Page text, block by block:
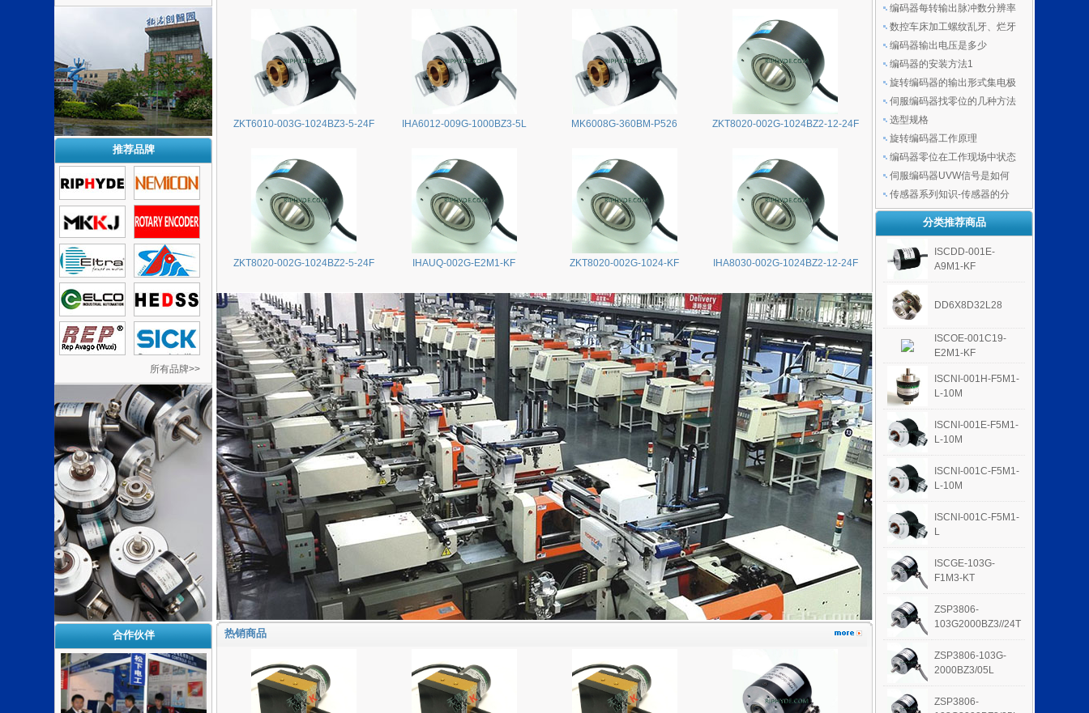
推荐品牌
所有品牌>>
合作伙伴
ZKT6010-003G-1024BZ3-5-24F IHA6012-009G-1000BZ3-5L MK6008G-360BM-P526 ZKT8020-002G-1024BZ2-12-24F
ZKT8020-002G-1024BZ2-5-24F IHAUQ-002G-E2M1-KF ZKT8020-002G-1024-KF IHA8030-002G-1024BZ2-12-24F
热销商品
编码器每转输出脉冲数分辨率
数控车床加工螺纹乱牙、烂牙
编码器输出电压是多少
编码器的安装方法1
旋转编码器的输出形式集电极
伺服编码器找零位的几种方法
选型规格
旋转编码器工作原理
编码器零位在工作现场中状态
伺服编码器UVW信号是如何
传感器系列知识-传感器的分
分类推荐商品
ISCDD-001E-
A9M1-KF
DD6X8D32L28
ISCOE-001C19-
E2M1-KF
ISCNI-001H-F5M1-
L-10M
ISCNI-001E-F5M1-
L-10M
ISCNI-001C-F5M1-
L-10M
ISCNI-001C-F5M1-
L
ISCGE-103G-
F1M3-KT
ZSP3806-
103G2000BZ3//24T
ZSP3806-103G-
2000BZ3/05L
ZSP3806-